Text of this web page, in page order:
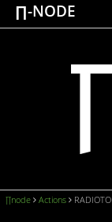
∏-NODE
ACTIONS
∏node Actions